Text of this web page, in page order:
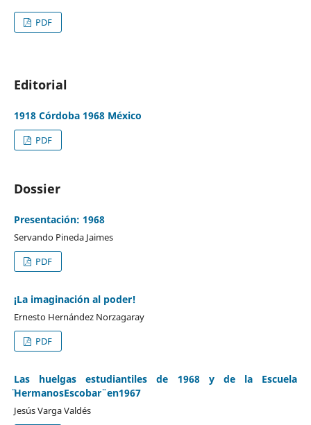
PDF
Editorial
1918 Córdoba 1968 México
PDF
Dossier
Presentación: 1968
Servando Pineda Jaimes
PDF
¡La imaginación al poder!
Ernesto Hernández Norzagaray
PDF
Las huelgas estudiantiles de 1968 y de la Escuela
̈HermanosEscobar ̈ en1967
Jesús Varga Valdés